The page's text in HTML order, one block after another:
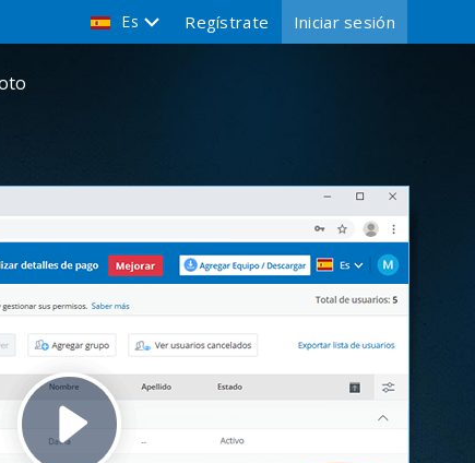
Es Iniciar sesión
Regístrate